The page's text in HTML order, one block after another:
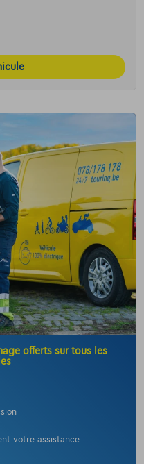
offerts sur tous les
votre assistance